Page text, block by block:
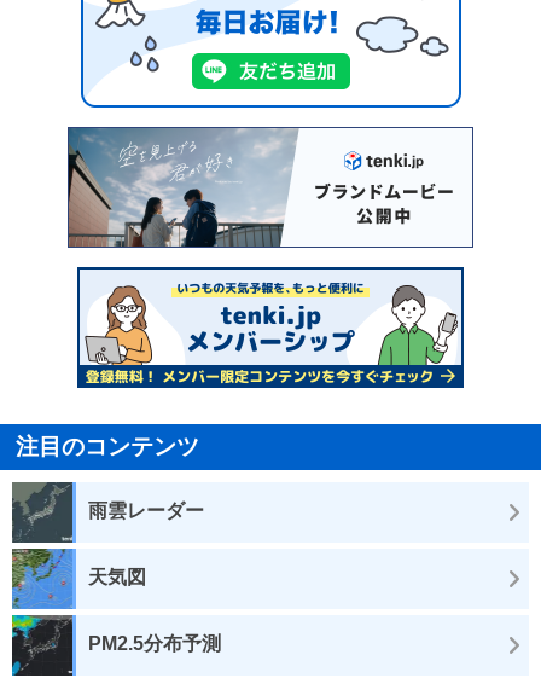
注目のコンテンツ
雨雲レーダー
天気図
PM2.5分布予測